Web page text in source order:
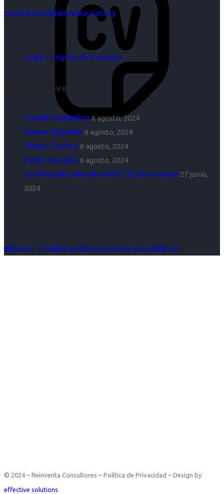
consultores@reinventa.com.uy
Login / Logout de Usuarios
Últimas Novedades
Growth Marketing 6 agosto, 2024
Ventas Digitales 6 agosto, 2024
Diseño Gráfico 6 agosto, 2024
Redes Sociales 6 agosto, 2024
La demanda laboral creció 10,3% en mayo 27 junio,
2024
☎️Flores, Trinidad ✔️Seleccionamos para Fábrica
© 2024 – Reinventa Consultores – Política de Privacidad – Design by
effective solutions